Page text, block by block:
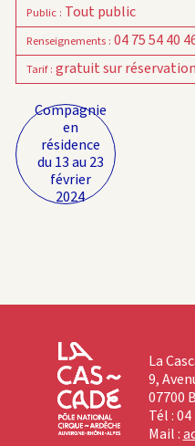
Public: Tout public
Renseignements: 04 75 54 40
Tarif: gratuit sur réservation
Compagnie
en
résidence
du 13 au 23
février
2024
La
9,
07700
Tél : 04
Mail :